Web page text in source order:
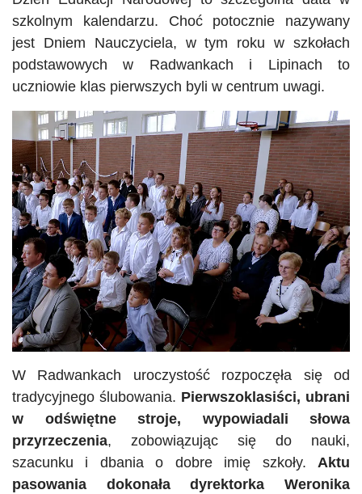
szkolnym kalendarzu. Choć potocznie nazywany
jest Dniem Nauczyciela, w tym roku w szkołach
podstawowych w Radwankach i Lipinach to
uczniowie klas pierwszych byli w centrum uwagi.
W Radwankach uroczystość rozpoczęła się od
tradycyjnego ślubowania. Pierwszoklasiści, ubrani
w odświętne stroje, wypowiadali słowa
przyrzeczenia, zobowiązując się do nauki,
szacunku i dbania o dobre imię szkoły. Aktu
pasowania dokonała dyrektorka Weronika